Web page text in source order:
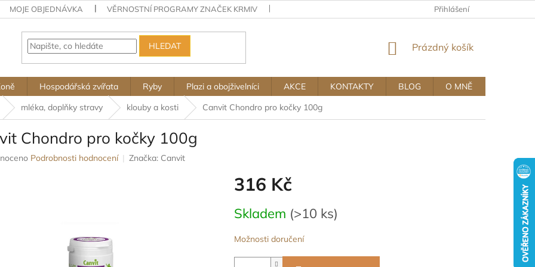
MOJE OBJEDNÁVKA VĚRNOSTNÍ PROGRAMY ZNAČEK KRMIV OBCHODNÍ A REKLAMAČNÍ PODMÍNKY
Přihlášení
HLEDAT
NÁKUPNÍ
Prázdný košík
Hospodářská zvířata Ryby Plazi a obojživelníci AKCE KONTAKTY BLOG
O MNĚ
mléka, doplňky stravy klouby a kosti Canvit Chondro pro kočky 100g
Chondro pro kočky 100g
Podrobnosti hodnocení Značka: Canvit
316 Kč
cena:
Skladem (>10 ks)
Možnosti doručení